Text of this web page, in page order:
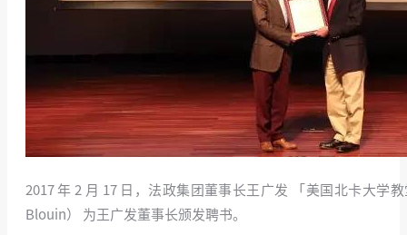
2017 年 2 月 17 日，法政集团董事长王广发 「美国北卡大
Blouin） 为王广发董事长颁发聘书。